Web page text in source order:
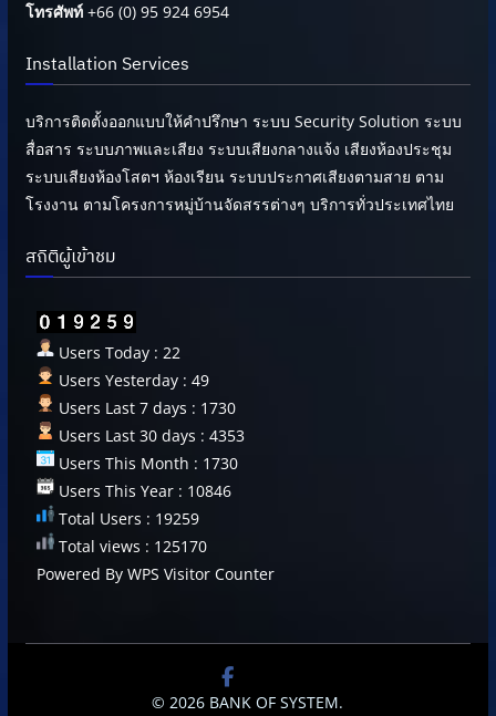
โทรศัพท์+66 (0) 95 924 6954
Installation Services
บริการติดตั้งออกแบบให้คำปรึกษา ระบบ Security Solution ระบบ
สื่อสาร ระบบภาพและเสียง ระบบเสียงกลางแจ้ง เสียงห้องประชุม
ระบบเสียงห้องโสตฯ ห้องเรียน ระบบประกาศเสียงตามสาย ตาม
โรงงาน ตามโครงการหมู่บ้านจัดสรรต่างๆ บริการทั่วประเทศไทย
สถิติผู้เข้าชม
Users Today : 22
Users Yesterday : 49
Users Last 7 days : 1730
Users Last 30 days : 4353
Users This Month : 1730
Users This Year : 10846
Total Users : 19259
Total views : 125170
Powered By WPS Visitor Counter
© 2026 BANK OF SYSTEM.